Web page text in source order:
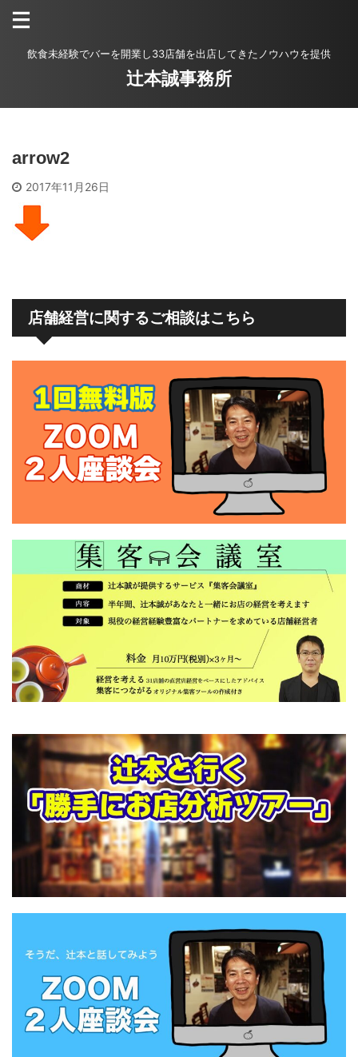
飲食未経験でバーを開業し33店舗を出店してきたノウハウを提供
辻本誠事務所
arrow2
2017年11月26日
店舗経営に関するご相談はこちら